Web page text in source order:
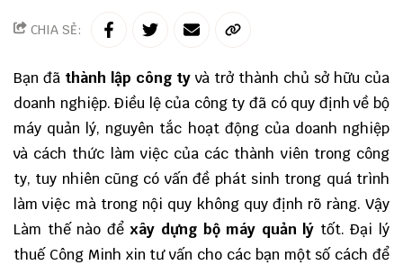
CHIA SẺ:
Bạn đã thành lập công ty và trở thành chủ sở hữu của
doanh nghiệp. Điều lệ của công ty đã có quy định về bộ
máy quản lý, nguyên tắc hoạt động của doanh nghiệp
và cách thức làm việc của các thành viên trong công
ty, tuy nhiên cũng có vấn đề phát sinh trong quá trình
làm việc mà trong nội quy không quy định rõ ràng. Vậy
Làm thế nào để xây dựng bộ máy quản lý tốt.Đại lý
thuế Công Minh xin tư vấn cho các bạn một số cách để